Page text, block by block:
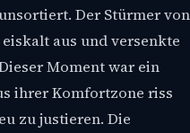
Der Stürmer von
aus und versenkte
Moment war ein
ihrer Komfortzone riss
zu justieren. Die